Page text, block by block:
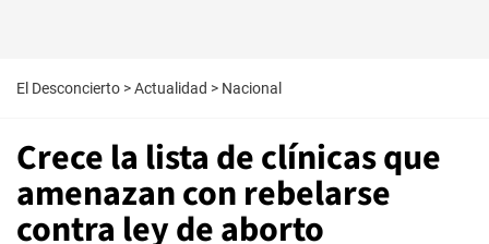
El Desconcierto >Actualidad > Nacional
Crece la lista de clínicas que
amenazan con rebelarse
contra ley de aborto